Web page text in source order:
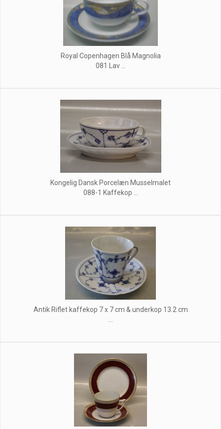
Royal Copenhagen Blå Magnolia
081 Lav ...
Kongelig Dansk Porcelæn Musselmalet
088-1 Kaffekop ...
Antik Riflet kaffekop 7 x 7 cm & underkop 13.2 cm